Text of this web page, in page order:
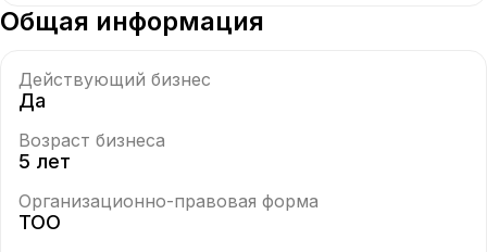
Общая информация
Действующий бизнес
Да
Возраст бизнеса
5 лет
Организационно-правовая форма
ТОО